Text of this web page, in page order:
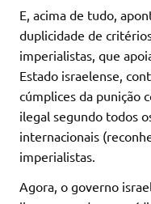
E, acima de tudo,
duplicidade de
imperialistas, que
Estado israelense,
cúmplices da punição
ilegal segundo todos
internacionais
imperialistas.
Agora, o governo